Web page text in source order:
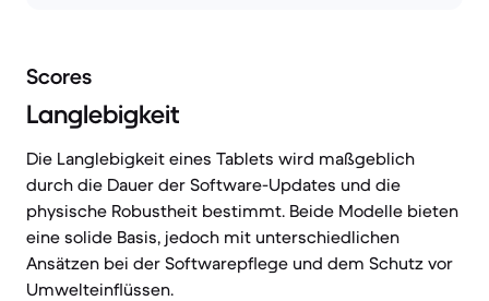
Scores
Langlebigkeit
Die Langlebigkeit eines Tablets wird maßgeblich
durch die Dauer der Software-Updates und die
physische Robustheit bestimmt. Beide Modelle bieten
eine solide Basis, jedoch mit unterschiedlichen
Ansätzen bei der Softwarepflege und dem Schutz vor
Umwelteinflüssen.